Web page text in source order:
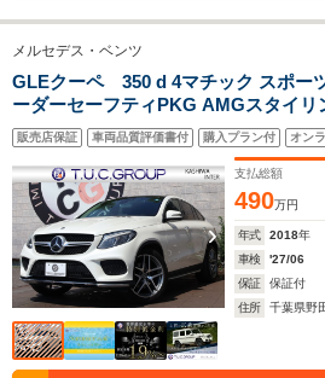
メルセデス・ベンツ
GLEクーペ 350 d 4マチック スポー
ーダーセーフティPKG AMGスタイリ
ラックナッパレザー/全席シートヒータ
ナビTV AppleCarPlay harman/kardon
ヘッド アンビ3色 ランニングボード
販売店保証 車両品質評価書付 購入プラン付 オン
支払総額
490万円
年式 2018年
車検
'27/06
保証
保証付
住所
千葉県野